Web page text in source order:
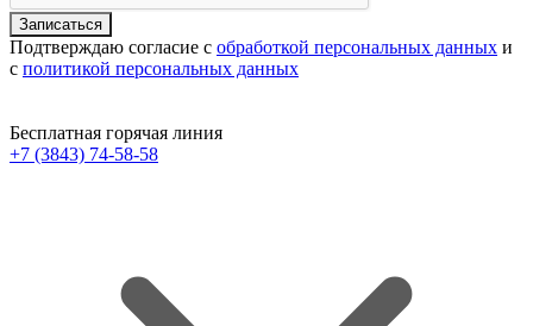
Подтверждаю согласие с обработкой персональных данных и
с политикой персональных данных
Бесплатная горячая линия
+7 (3843) 74-58-58